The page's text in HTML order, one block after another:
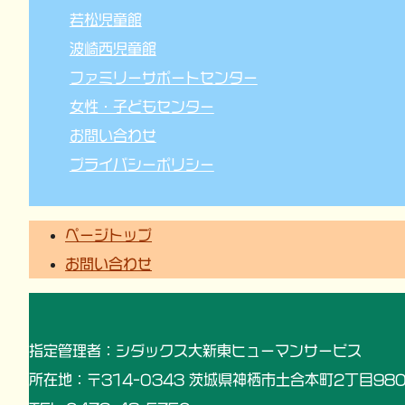
若松児童館
波崎西児童館
ファミリーサポートセンター
女性・子どもセンター
お問い合わせ
プライバシーポリシー
ページトップ
お問い合わせ
指定管理者：シダックス大新東ヒューマンサービス
所在地：〒314-0343 茨城県神栖市土合本町2丁目